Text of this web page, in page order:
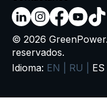
© 2026
reservados.
Idioma: EN RU ES